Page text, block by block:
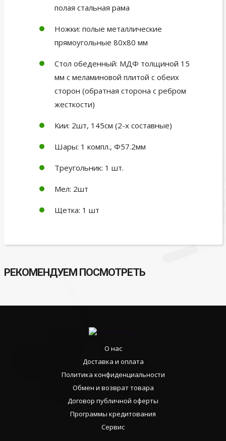
полая стальная рама
Ножки: полые металлические
прямоугольные 80x80 мм
Стол обеденный: МДФ толщиной 15
мм с меламиновой плитой с обеих
сторон (обратная сторона с ребром
жесткости)
Кии: 2шт, 145см (2-х составные)
Шары: 1 компл., Ф57.2мм
Треугольник: 1 шт.
Мел: 2шт
Щетка: 1 шт
РЕКОМЕНДУЕМ ПОСМОТРЕТЬ
О нас
Доставка и оплата
Политика конфиденциальности
Обмен и возврат товара
Договор публичной оферты
Программы кредитования
Сервис